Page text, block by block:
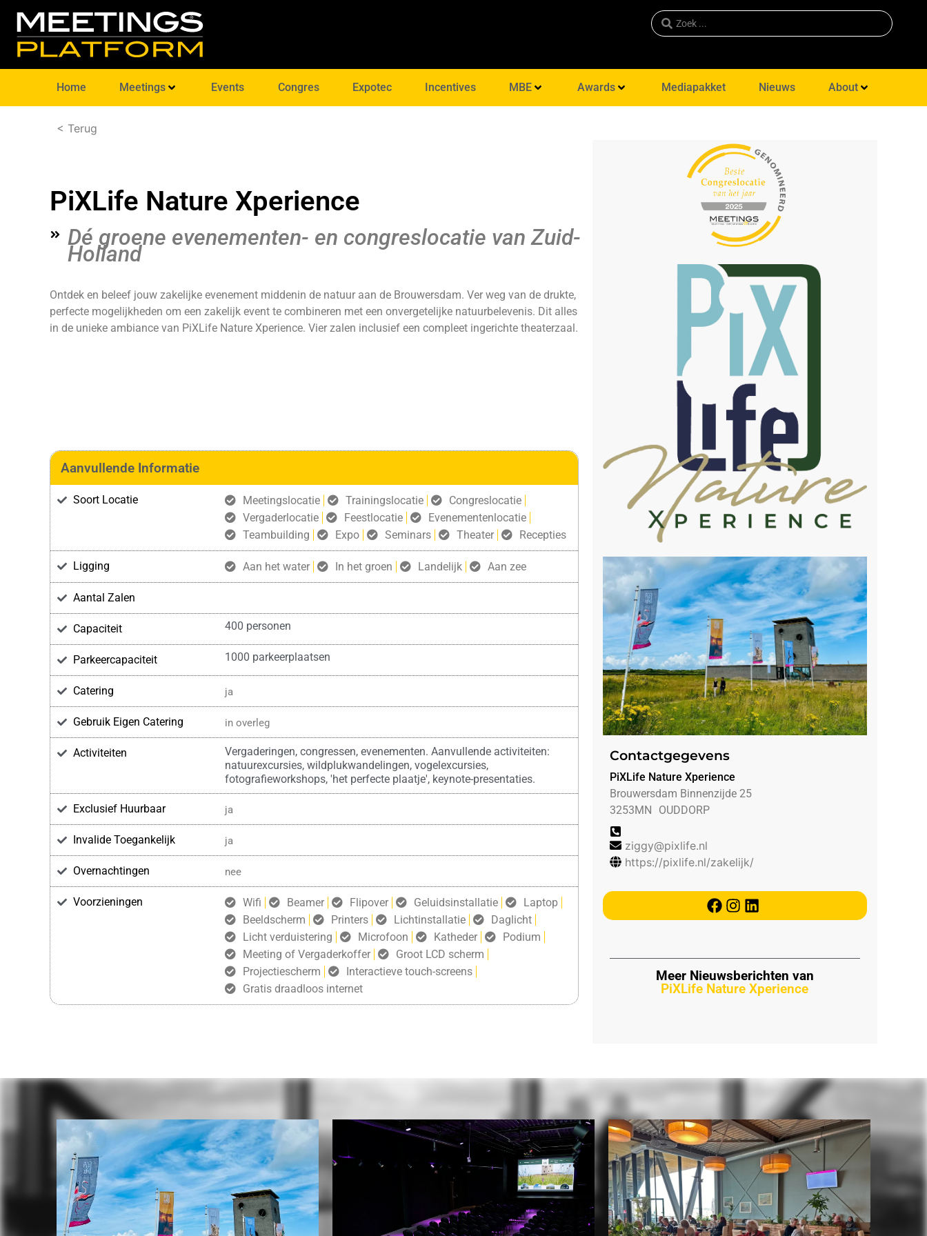
Home Meetings Events Congres Expotec Incentives MBE Awards Mediapakket Nieuws About
< Terug
PiXLife Nature Xperience
Dé groene evenementen- en congreslocatie van Zuid-
Holland
Ontdek en beleef jouw zakelijke evenement middenin de natuur aan de Brouwersdam. Ver weg van de drukte,
perfecte mogelijkheden om een zakelijk event te combineren met een onvergetelijke natuurbelevenis. Dit alles
in de unieke ambiance van PiXLife Nature Xperience. Vier zalen inclusief een compleet ingerichte theaterzaal.
Aanvullende Informatie
Soort Locatie Meetingslocatie Trainingslocatie
Congreslocatie
Vergaderlocatie
Feestlocatie
Evenementenlocatie
Teambuilding
Expo Seminars Theater Recepties
Ligging Aan het water In het groen Landelijk Aan zee
Aantal Zalen
Capaciteit 400 personen
Parkeercapaciteit 1000 parkeerplaatsen
Catering ja
Gebruik Eigen Catering in overleg
Activiteiten
Vergaderingen, congressen, evenementen. Aanvullende activiteiten:
natuurexcursies, wildplukwandelingen, vogelexcursies,
fotografieworkshops, 'het perfecte plaatje', keynote-presentaties.
Exclusief Huurbaar ja
Invalide Toegankelijk ja
Overnachtingen nee
Voorzieningen Wifi Beamer Flipover Geluidsinstallatie
Laptop
Beeldscherm
Printers Lichtinstallatie
Daglicht
Licht verduistering
Microfoon Katheder
Podium
Meeting of Vergaderkoffer
Groot LCD scherm
Projectiescherm
Interactieve touch-screens
Gratis draadloos internet
Contactgegevens
PiXLife Nature Xperience
Brouwersdam Binnenzijde 25
3253MN
OUDDORP
ziggy@pixlife.nl
https://pixlife.nl/zakelijk/
Meer Nieuwsberichten van
PiXLife Nature Xperience